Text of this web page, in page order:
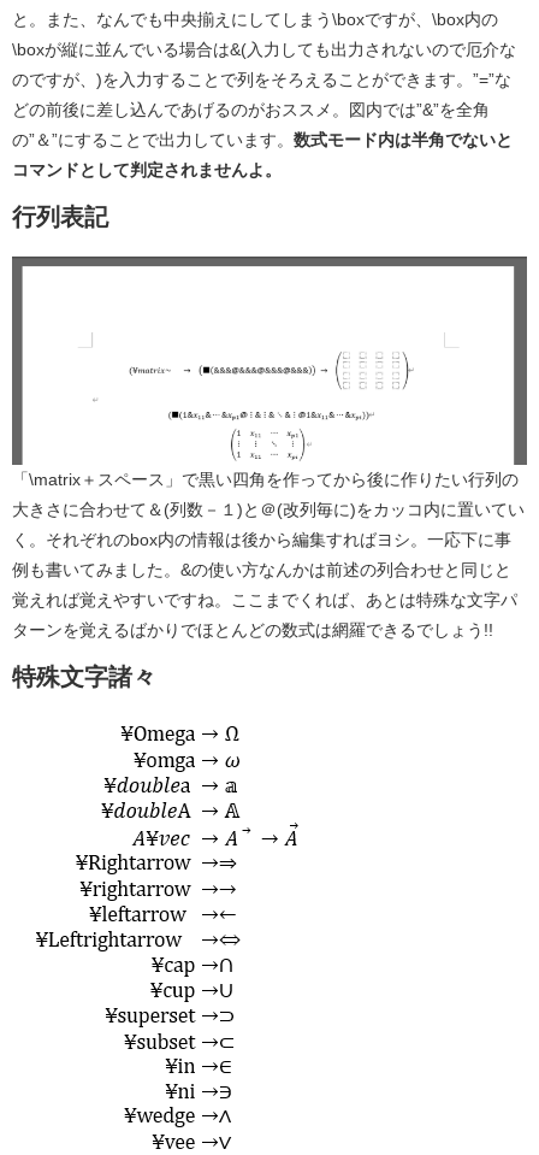
と。また、なんでも中央揃えにしてしまう\boxですが、\box内の
\boxが縦に並んでいる場合は&(入力しても出力されないので厄介な
のですが、)を入力することで列をそろえることができます。”=”な
どの前後に差し込んであげるのがおススメ。図内では”&”を全角
の”＆”にすることで出力しています。 数式モード内は半角でないと
コマンドとして判定されませんよ。
行列表記
「\matrix＋スペース」で黒い四角を作ってから後に作りたい行列の
大きさに合わせて＆(列数－１)と＠(改列毎に)をカッコ内に置いてい
く。それぞれのbox内の情報は後から編集すればヨシ。一応下に事
例も書いてみました。&の使い方なんかは前述の列合わせと同じと
覚えれば覚えやすいですね。ここまでくれば、あとは特殊な文字パ
ターンを覚えるばかりでほとんどの数式は網羅できるでしょう!!
特殊文字諸々